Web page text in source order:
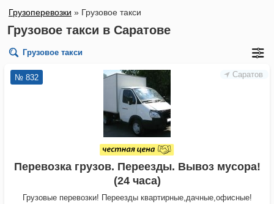
Грузоперевозки » Грузовое такси
Грузовое такси в Саратове
Грузовое такси
Саратов
№ 832
Перевозка грузов. Переезды. Вывоз мусора!
(24 часа)
Грузовые перевозки! Переезды квартирные,дачные,офисные!